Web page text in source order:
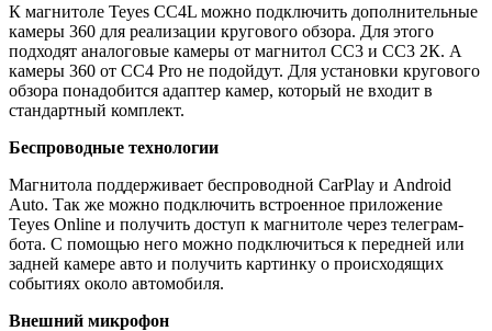
К магнитоле Teyes CC4L можно подключить дополнительные
камеры 360 для реализации кругового обзора. Для этого
подходят аналоговые камеры от магнитол СС3 и СС3 2К. А
камеры 360 от CC4 Pro не подойдут. Для установки кругового
обзора понадобится адаптер камер, который не входит в
стандартный комплект.
Беспроводные технологии
Магнитола поддерживает беспроводной CarPlay и Android
Auto. Так же можно подключить встроенное приложение
Teyes Online и получить доступ к магнитоле через телеграм-
бота. С помощью него можно подключиться к передней или
задней камере авто и получить картинку о происходящих
событиях около автомобиля.
Внешний микрофон